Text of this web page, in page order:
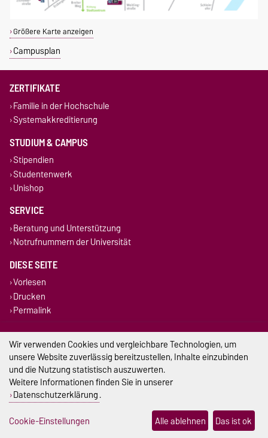
Größere Karte anzeigen
Campusplan
ZERTIFIKATE
Familie in der Hochschule
Systemakkreditierung
STUDIUM & CAMPUS
Stipendien
Studentenwerk
Unishop
SERVICE
Beratung und Unterstützung
Notrufnummern der Universität
DIESE SEITE
Vorlesen
Drucken
Permalink
Impressum
Datenschutz
Barrierefreiheit
Cookie-Einstellungen
Wir verwenden Cookies und vergleichbare Technologien, um
unsere Website zuverlässig bereitzustellen, Inhalte einzubinden
und die Nutzung statistisch auszuwerten.
Weitere Informationen finden Sie in unserer
Datenschutzerklärung.
Cookie-Einstellungen
Alle ablehnen Das ist ok